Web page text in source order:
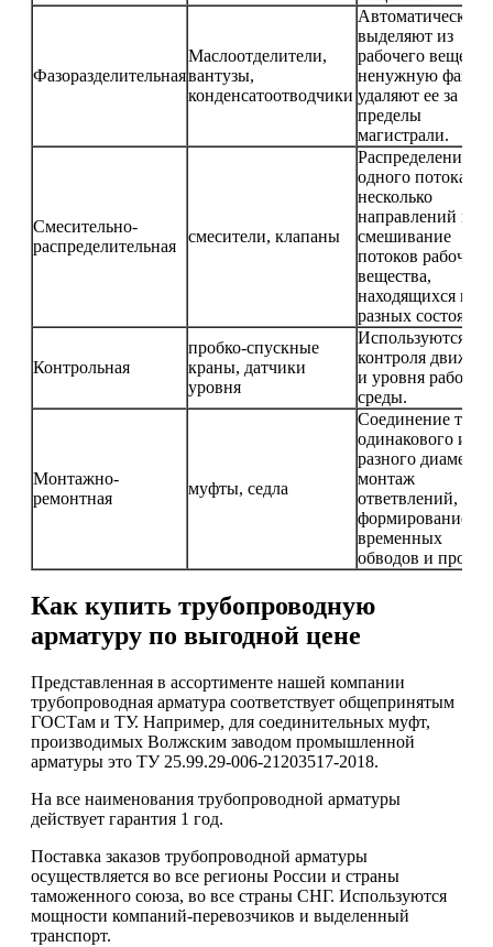
Фазоразделительная
Маслоотделители,
вантузы,
конденсатоотводчики
Автоматически
выделяют из
рабочего
ненужную фазу и
удаляют ее за
пределы
магистрали.
Смесительно-
распределительная
смесители, клапаны
Распределение
одного потока на
несколько
направлений или
смешивание
потоков рабочего
вещества,
находящихся в
разных
Контрольная
пробко-спускные
краны, датчики
уровня
Используются
контроля
и уровня рабочей
среды.
Монтажно-
ремонтная
муфты, седла
Соединение труб
одинакового и
разного диаметра,
монтаж
ответвлений,
формирование
временных
обводов и прочее.
Как купить трубопроводную
арматуру по выгодной цене
Представленная в ассортименте нашей компании
трубопроводная арматура соответствует общепринятым
ГОСТам и ТУ. Например, для соединительных муфт,
производимых Волжским заводом промышленной
арматуры это ТУ 25.99.29-006-21203517-2018.
На все наименования трубопроводной арматуры
действует гарантия 1 год.
Поставка заказов трубопроводной арматуры
осуществляется во все регионы России и страны
таможенного союза, во все страны СНГ. Используются
мощности компаний-перевозчиков и выделенный
транспорт.